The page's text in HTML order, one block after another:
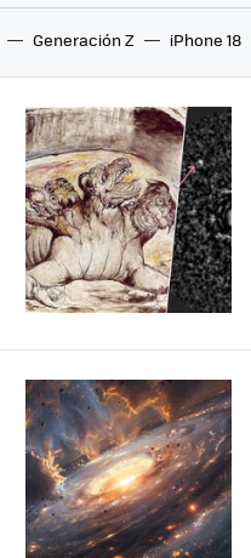
Generación Z iPhone 18